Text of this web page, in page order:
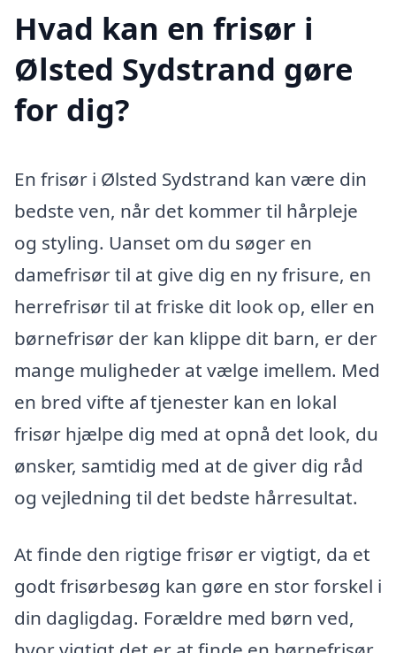
Hvad kan en frisør i
Ølsted Sydstrand gøre
for dig?
En frisør i Ølsted Sydstrand kan være din
bedste ven, når det kommer til hårpleje
og styling. Uanset om du søger en
damefrisør til at give dig en ny frisure, en
herrefrisør til at friske dit look op, eller en
børnefrisør der kan klippe dit barn, er der
mange muligheder at vælge imellem. Med
en bred vifte af tjenester kan en lokal
frisør hjælpe dig med at opnå det look, du
ønsker, samtidig med at de giver dig råd
og vejledning til det bedste hårresultat.
At finde den rigtige frisør er vigtigt, da et
godt frisørbesøg kan gøre en stor forskel i
din dagligdag. Forældre med børn ved,